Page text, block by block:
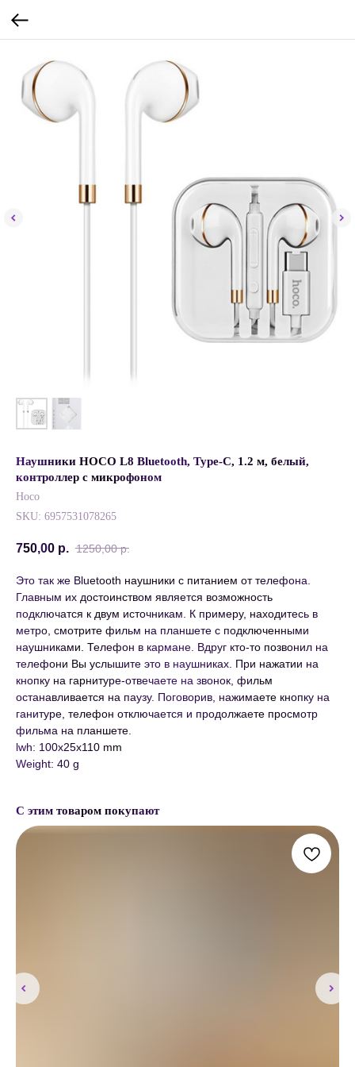
Наушники HOCO L8 Bluetooth, Type-C, 1.2 м, белый,
контроллер с микрофоном
Hoco
SKU: 6957531078265
750,00 р. 1250,00 р.
Это так же Bluetooth наушники с питанием от телефона.
Главным их достоинством является возможность
подключатся к двум источникам. К примеру, находитесь в
метро, смотрите фильм на планшете с подключенными
наушниками. Телефон в кармане. Вдруг кто-то позвонил на
телефони Вы услышите это в наушниках. При нажатии на
кнопку на гарнитуре-отвечаете на звонок, фильм
останавливается на паузу. Поговорив, нажимаете кнопку на
ганитуре, телефон отключается и продолжаете просмотр
фильма на планшете.
lwh: 100x25x110 mm
Weight: 40 g
С этим товаром покупают